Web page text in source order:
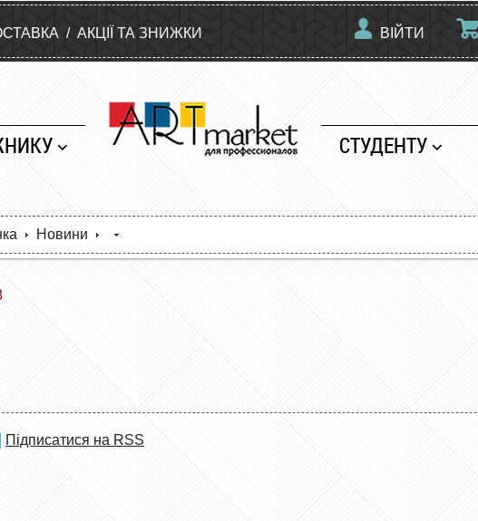
/ АКЦІЇ ТА ЗНИЖКИ ВІЙТИ
СТУДЕНТУ
Новини
Підписатися на RSS